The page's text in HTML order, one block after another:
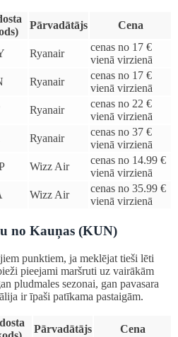
Pārvadātājs
Cena
Ryanair
cenas no 17 €
vienā virzienā
Ryanair
cenas no 17 €
vienā virzienā
Ryanair
cenas no 22 €
vienā virzienā
Ryanair
cenas no 37 €
vienā virzienā
Wizz Air
cenas no 14.99 €
vienā virzienā
Wizz Air
cenas no 35.99 €
vienā virzienā
no Kauņas (KUN)
punktiem, ja meklējat tieši lēti
pieejami maršruti uz vairākām
pludmales sezonai, gan pavasara
ir īpaši patīkama pastaigām.
Pārvadātājs
Cena